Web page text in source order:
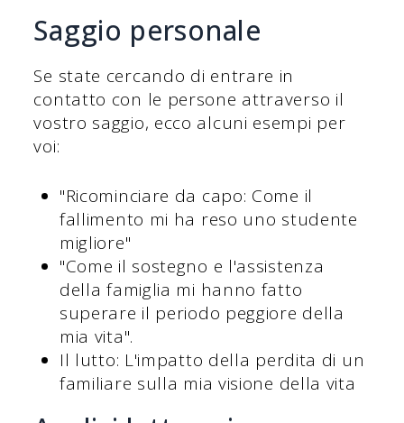
Saggio personale
Se state cercando di entrare in
contatto con le persone attraverso il
vostro saggio, ecco alcuni esempi per
voi:
"Ricominciare da capo: Come il
fallimento mi ha reso uno studente
migliore"
"Come il sostegno e l'assistenza
della famiglia mi hanno fatto
superare il periodo peggiore della
mia vita".
Il lutto: L'impatto della perdita di un
familiare sulla mia visione della vita